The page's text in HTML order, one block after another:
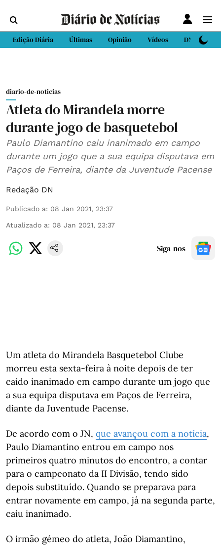
Edição Diária Últimas Opinião Vídeos DN Sport
diario-de-noticias
Atleta do Mirandela morre
durante jogo de basquetebol
Paulo Diamantino caiu inanimado em campo
durante um jogo que a sua equipa disputava em
Paços de Ferreira, diante da Juventude Pacense
Redação DN
Publicado a: 08 Jan 2021, 23:37
Atualizado a: 08 Jan 2021, 23:37
Siga-nos
Um atleta do Mirandela Basquetebol Clube
morreu esta sexta-feira à noite depois de ter
caído inanimado em campo durante um jogo que
a sua equipa disputava em Paços de Ferreira,
diante da Juventude Pacense.
De acordo com o JN, que avançou com a notícia,
Paulo Diamantino entrou em campo nos
primeiros quatro minutos do encontro, a contar
para o campeonato da II Divisão, tendo sido
depois substituído. Quando se preparava para
entrar novamente em campo, já na segunda parte,
caiu inanimado.
O irmão gémeo do atleta, João Diamantino,